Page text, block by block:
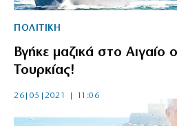
ΠΟΛΙΤΙΚΗ
Βγήκε μαζικά στο Αιγαίο
Τουρκίας!
26|05|2021 | 11:06